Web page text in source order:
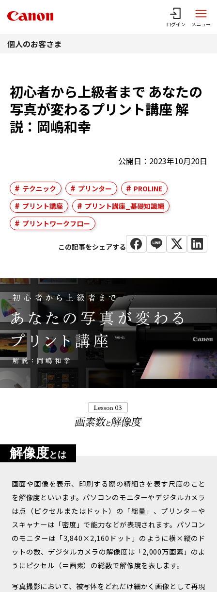
ログイン メニュー
個人のお客さま
初心者から上級者まで あなたの
写真が変わるプリント講座 解
説：岡嶋和幸
公開日：2023年10月20日
テクニック プリンター
PROLINE
プリント講座
プリント講座_基礎知識編
プリントワークフロー
解像度とは
画面や画像を表示、印刷する際の精細さを表す尺度のこと
を解像度といいます。パソコンのモニターやデジタルカメラ
は点（ピクセルまたはドット）の「総量」、プリンターや
スキャナーは「密度」で能力などが表現されます。パソコン
のモニターは「3,840×2,160ドット」のように横×縦のド
ットの数、デジタルカメラの解像度は「2,000万画素」のよ
うにピクセル（＝画素）の総数で解像度を表します。
写真撮影において、被写体をどれだけ細かく画像として再現